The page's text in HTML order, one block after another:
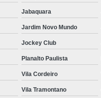
Jabaquara
Jardim Novo Mundo
Jockey Club
Planalto Paulista
Vila Cordeiro
Vila Tramontano